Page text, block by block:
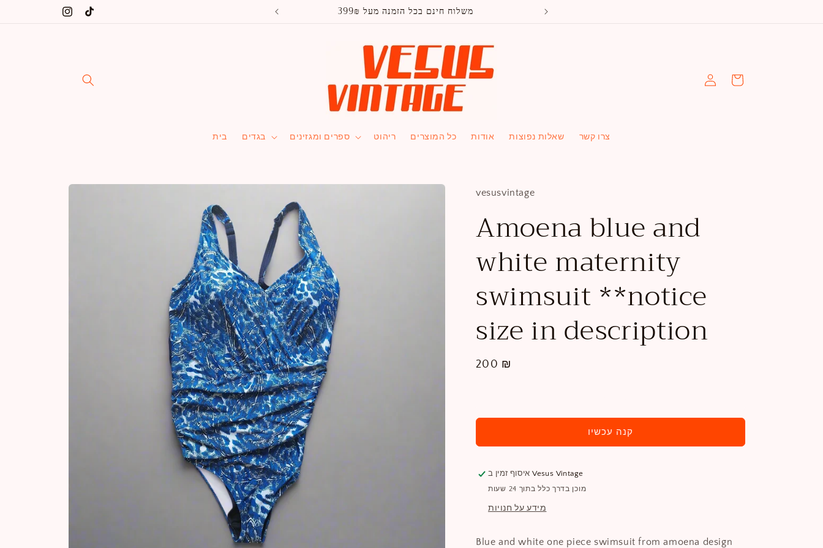
אינסטגרם
טיק
משלוח חינם בכל הזמנה מעל 399₪
בית בגדים ספרים ומגזינים ריהוט כל המוצרים אודות שאלות נפוצות צרו קשר
התחברות עגלה
vesusvintage
Amoena blue and
white maternity
swimsuit **notice
size in description
מחיר
200 ₪
קנה עכשיו
איסוף זמין בVesus Vintage
מוכן בדרך כלל בתוך 24 שעות
מידע על חנויות
Blue and white one piece swimsuit from amoena design